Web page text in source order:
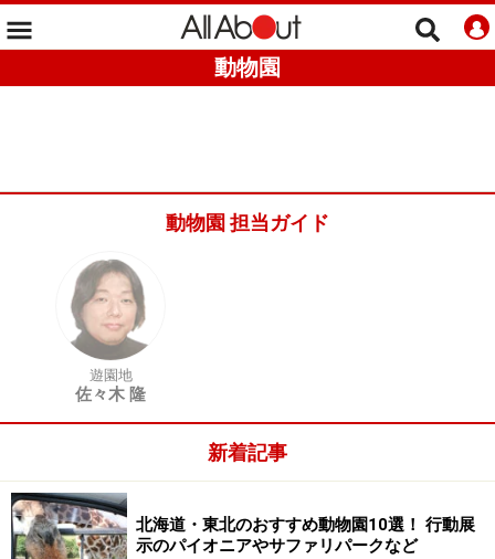
動物園
動物園 担当ガイド
遊園地
佐々木 隆
新着記事
北海道・東北のおすすめ動物園10選！ 行動展
示のパイオニアやサファリパークなど